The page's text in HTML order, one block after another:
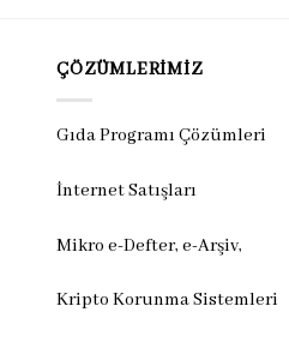
ÇÖZÜMLERIMIZ
Gıda Programı Çözümleri
İnternet Satışları
Mikro e-Defter, e-Arşiv,
Kripto Korunma Sistemleri